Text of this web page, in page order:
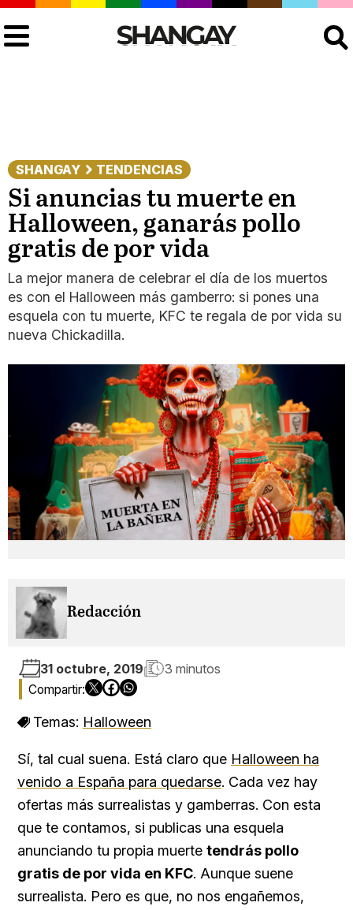
SHANGAY TENDENCIAS
Si anuncias tu muerte en
Halloween, ganarás pollo
gratis de por vida
La mejor manera de celebrar el día de los muertos
es con el Halloween más gamberro: si pones una
esquela con tu muerte, KFC te regala de por vida su
nueva Chickadilla.
Redacción
31 octubre, 2019 3 minutos
Temas: Halloween
Sí, tal cual suena. Está claro que Halloween ha
venido a España para quedarse. Cada vez hay
ofertas más surrealistas y gamberras. Con esta
que te contamos, si publicas una esquela
anunciando tu propia muerte tendrás pollo
gratis de por vida en KFC. Aunque suene
surrealista. Pero es que, no nos engañemos,